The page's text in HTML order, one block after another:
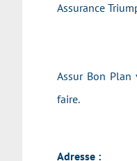
Assurance
Assur Bon
faire.
Adresse :